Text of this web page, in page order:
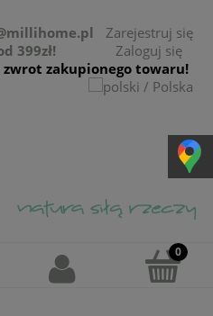
399zł!
zwrot zakupionego towaru!
Zarejestruj się
Zaloguj się